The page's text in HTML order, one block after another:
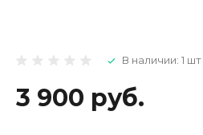
В наличии: 1 шт
3 900 руб.